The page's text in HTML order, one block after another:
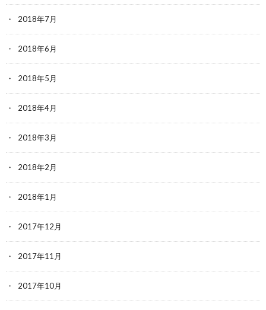
2018年7月
2018年6月
2018年5月
2018年4月
2018年3月
2018年2月
2018年1月
2017年12月
2017年11月
2017年10月